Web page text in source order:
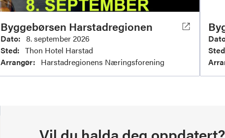
Byggebørsen Harstadregionen
Dato: 8. september 2026
Sted: Thon Hotel Harstad
Arrangør: Harstadregionens Næringsforening